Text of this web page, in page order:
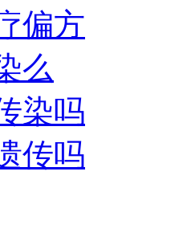
偏方
么
染吗
传吗